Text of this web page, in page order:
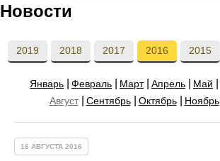
Новости
2019 2018 2017 2016 2015
Январь Февраль Март Апрель Май
Август
Сентябрь Октябрь Ноябрь
16 АВГУСТА 2016